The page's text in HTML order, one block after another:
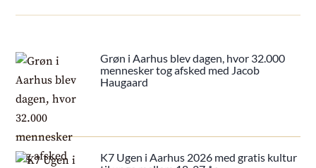
Grøn i Aarhus blev dagen, hvor 32.000
mennesker tog afsked med Jacob
Haugaard
K7 Ugen i Aarhus 2026 med gratis kultur